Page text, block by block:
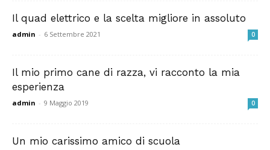
Il quad elettrico e la scelta migliore in assoluto
admin - 6 Settembre 2021 0
Il mio primo cane di razza, vi racconto la mia
esperienza
admin - 9 Maggio 2019 0
Un mio carissimo amico di scuola